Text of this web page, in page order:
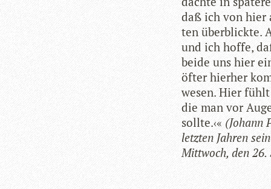
daß ich von hier
ten über­blickte.
und ich hoffe,
beide uns hier
öfter hier­her
we­sen. Hier
die man vor
sollte.‹« (Johann
letz­ten Jah­ren
Mitt­woch, den 26.